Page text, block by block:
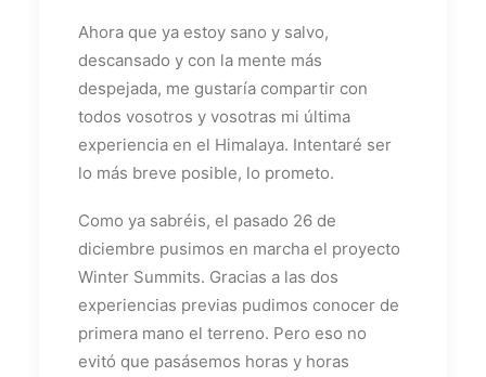
Ahora que ya estoy sano y salvo,
descansado y con la mente más
despejada, me gustaría compartir con
todos vosotros y vosotras mi última
experiencia en el Himalaya. Intentaré ser
lo más breve posible, lo prometo.
Como ya sabréis, el pasado 26 de
diciembre pusimos en marcha el proyecto
Winter Summits. Gracias a las dos
experiencias previas pudimos conocer de
primera mano el terreno. Pero eso no
evitó que pasásemos horas y horas